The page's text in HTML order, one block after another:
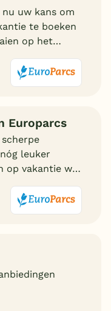
uw kans om
te boeken
op het
Europarcs
leuker
op vakantie wilt